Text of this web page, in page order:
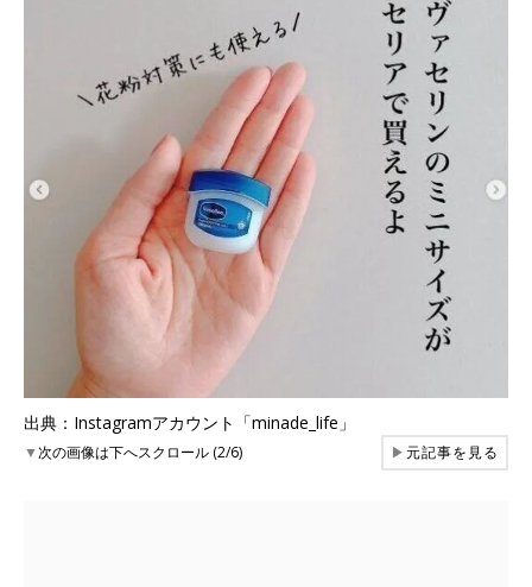
出典：Instagramアカウント「minade_life」
▼次の画像は下へスクロール (2/6) ▶元記事を見る